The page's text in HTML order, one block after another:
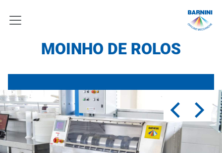
MOINHO DE ROLOS